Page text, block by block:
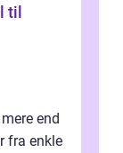
end
fra enkle